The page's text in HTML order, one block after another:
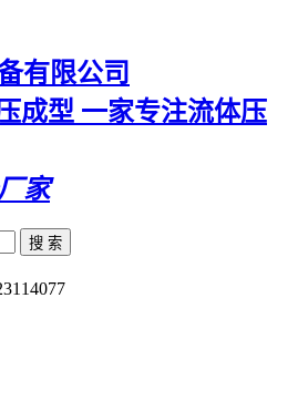
有限公司
一家专注流体压
家
搜 索